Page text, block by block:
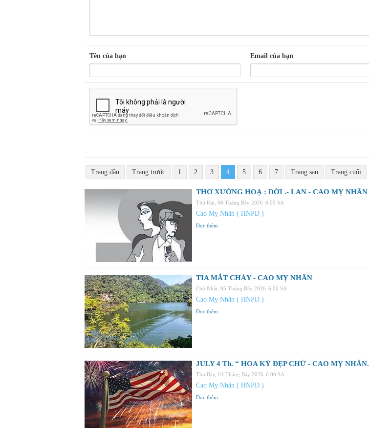
Tên của bạn Email của bạn
Trang đầu Trang trước 1 2 3 4 5 6 7 Trang sau Trang cuối
THƠ XƯỚNG HOẠ : ĐỜI .- LAN - CAO MỴ NHÂN
Thứ Hai, 06 Tháng Bảy 2026 6:09 SA
Cao Mỵ Nhân ( HNPD )
Đọc thêm
TIA MẮT CHÁY - CAO MỴ NHÂN
Chủ Nhật, 05 Tháng Bảy 2026 6:00 SA
Cao Mỵ Nhân ( HNPD )
Đọc thêm
JULY 4 Th. “ HOA KỲ ĐẸP CHỨ - CAO MỴ NHÂN.
Thứ Bảy, 04 Tháng Bảy 2026 6:00 SA
Cao Mỵ Nhân ( HNPD )
Đọc thêm